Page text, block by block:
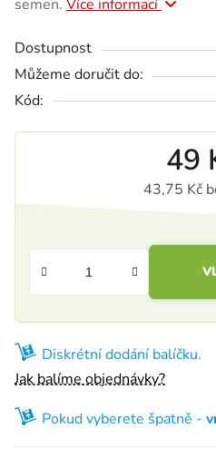
semen. Více informací
Dostupnost
Můžeme doručit do:
Kód:
49
43,75 Kč
Diskrétní dodání balíčku.
Jak balíme objednávky?
Pokud vyberete špatně -